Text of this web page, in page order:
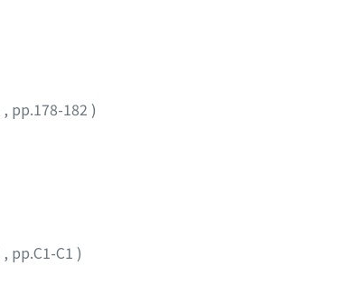
, pp.178-182 )
, pp.C1-C1 )